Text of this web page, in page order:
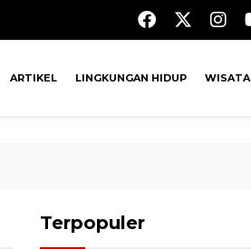
ARTIKEL LINGKUNGAN HIDUP WISATA
Terpopuler